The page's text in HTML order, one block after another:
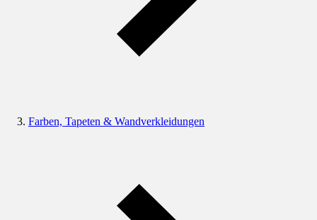
Farben, Tapeten & Wandverkleidungen